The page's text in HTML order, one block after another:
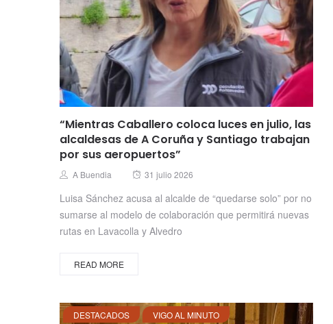
“Mientras Caballero coloca luces en julio, las
alcaldesas de A Coruña y Santiago trabajan
por sus aeropuertos”
Author
A Buendia
Posted
31 julio 2026
Luisa Sánchez acusa al alcalde de “quedarse solo” por no
sumarse al modelo de colaboración que permitirá nuevas
rutas en Lavacolla y Alvedro
READ MORE
DESTACADOS VIGO AL MINUTO